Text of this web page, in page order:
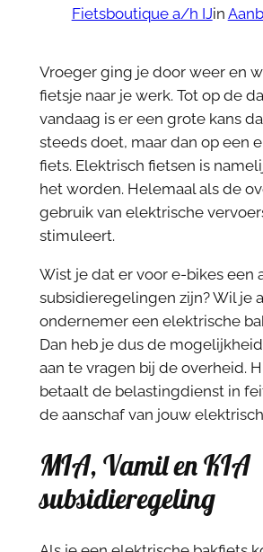
Fietsboutique a/h IJin
Vroeger ging je door weer en
fietsje naar je werk. Tot op de
vandaag is er een grote kans
steeds doet, maar dan op een
fiets. Elektrisch fietsen is
het worden. Helemaal als de
gebruik van elektrische
stimuleert.
Wist je dat er voor e-bikes een
subsidieregelingen zijn? Wil je
ondernemer een elektrische
Dan heb je dus de
aan te vragen bij de overheid.
betaalt de belastingdienst in
de aanschaf van jouw
MIA, Vamil en KIA
subsidieregeling